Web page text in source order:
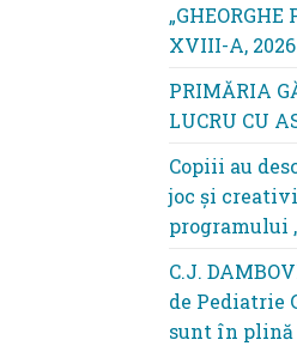
XVIII-A, 2026
PRIMĂRIA
LUCRU CU
Copiii au
joc și
programului
C.J.
de Pediatrie
sunt în plină